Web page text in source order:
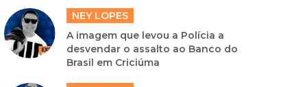
NEY LOPES
A imagem que levou a Polícia a
desvendar o assalto ao Banco do
Brasil em Criciúma